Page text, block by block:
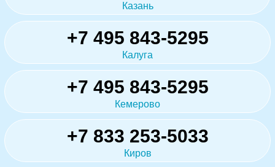
Казань
+7 495 843-5295
Калуга
+7 495 843-5295
Кемерово
+7 833 253-5033
Киров